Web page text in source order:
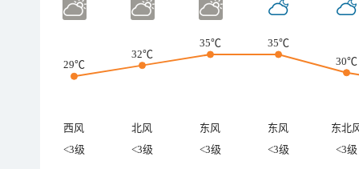
29℃
32℃
35℃
35℃
30℃
西风 北风 东风 东风
东北
<3级
<3级 <3级 <3级 <3级